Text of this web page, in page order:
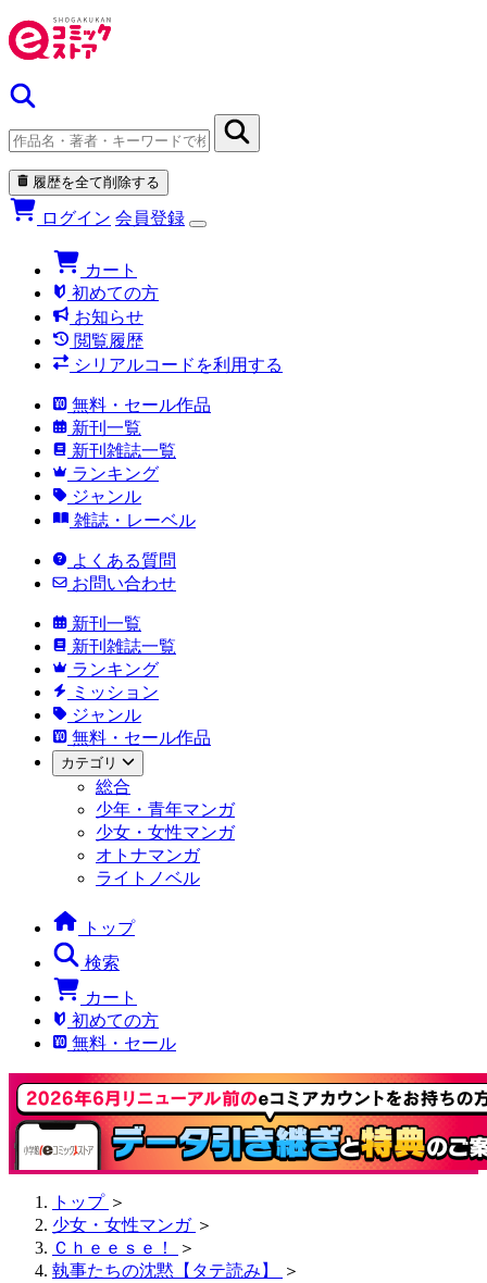
履歴を全て削除する
ログイン 会員登録
カート
初めての方
お知らせ
閲覧履歴
シリアルコードを利用する
無料・セール作品
新刊一覧
新刊雑誌一覧
ランキング
ジャンル
雑誌・レーベル
よくある質問
お問い合わせ
新刊一覧
新刊雑誌一覧
ランキング
ミッション
ジャンル
無料・セール作品
カテゴリ
総合
少年・青年マンガ
少女・女性マンガ
オトナマンガ
ライトノベル
トップ
検索
カート
初めての方
無料・セール
トップ ＞
少女・女性マンガ ＞
Ｃｈｅｅｓｅ！
＞
執事たちの沈黙【タテ読み】
＞